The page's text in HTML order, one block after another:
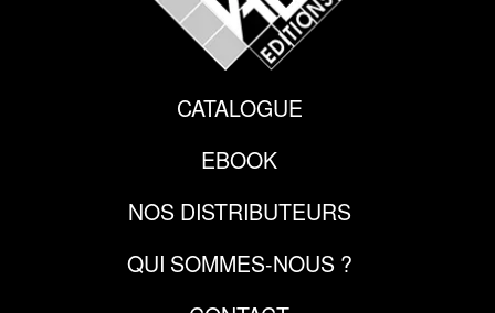
CATALOGUE
EBOOK
NOS DISTRIBUTEURS
QUI SOMMES-NOUS ?